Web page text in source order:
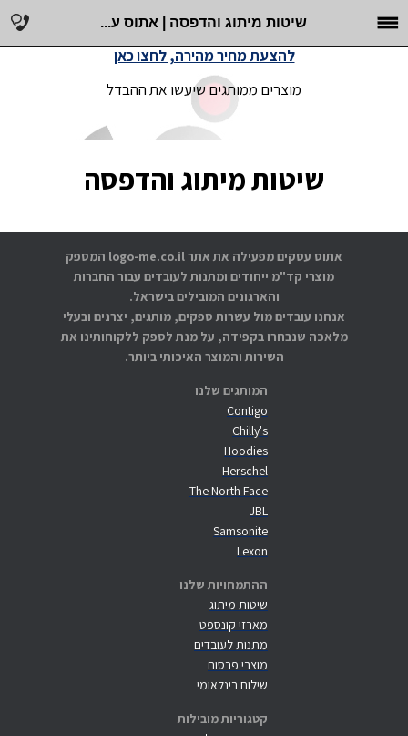
שיטות מיתוג והדפסה | אתוס ע...
מוצרים ממותגים שיעשו את ההבדל
להצעת מחיר מהירה, לחצו כאן
שיטות מיתוג והדפסה
המותגים שלנו
Contigo
Chilly's
Hoodies
Herschel
The North Face
JBL
Samsonite
Lexon
ההתמחויות שלנו
שיטות מיתוג
מארזי קונספט
מתנות לעובדים
מוצרי פרסום
שילוח בינלאומי
קטגוריות מובילות
אתוס עסקים מפעילה את אתר logo-me.co.il המספק
מוצרי קד"מ ייחודים ומתנות לעובדים עבור החברות
והארגונים המובילים בישראל.
אנחנו עובדים מול עשרות ספקים, מותגים, יצרנים ובעלי
מלאכה שנבחרו בקפידה, על מנת לספק ללקוחותינו את
השירות והמוצר האיכותי ביותר.